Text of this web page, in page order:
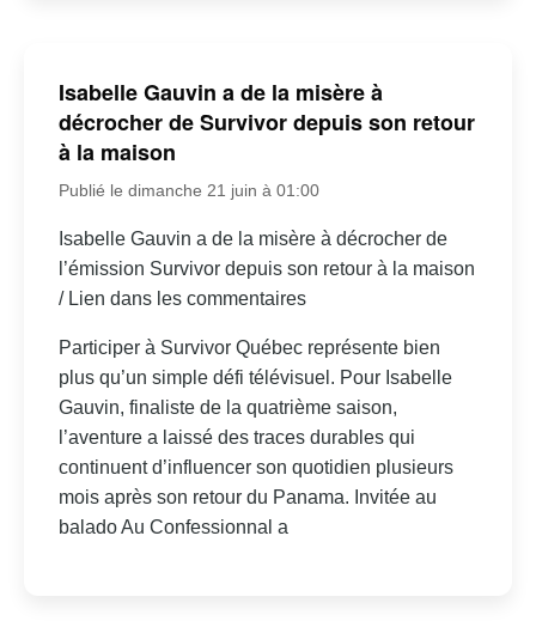
Isabelle Gauvin a de la misère à
décrocher de Survivor depuis son retour
à la maison
Publié le dimanche 21 juin à 01:00
Isabelle Gauvin a de la misère à décrocher de
l’émission Survivor depuis son retour à la maison
/ Lien dans les commentaires
Participer à Survivor Québec représente bien
plus qu’un simple défi télévisuel. Pour Isabelle
Gauvin, finaliste de la quatrième saison,
l’aventure a laissé des traces durables qui
continuent d’influencer son quotidien plusieurs
mois après son retour du Panama. Invitée au
balado Au Confessionnal a